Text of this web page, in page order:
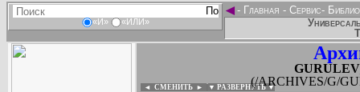
«И» «ИЛИ»
◄- Главная - Сервис-
(/ARCHIVES/G/
◄ СМЕНИТЬ ► ▼ РАЗВЕРНУТЬ ▼